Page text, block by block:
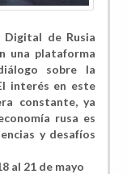
Digital de Rusia
una plataforma
sobre la
interés en este
constante, ya
rusa es
y desafíos
al 21 de mayo